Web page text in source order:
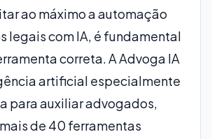
ao máximo a automação
legais com IA, é fundamental
correta. A Advoga IA
artificial especialmente
para auxiliar advogados,
de 40 ferramentas